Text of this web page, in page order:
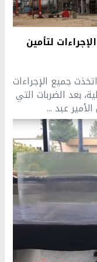
لتأمين
جميع الإجراءات
بعد الضربات التي
عبد ...